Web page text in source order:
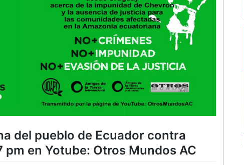
del pueblo de Ecuador contra
pm en Yotube: Otros Mundos AC